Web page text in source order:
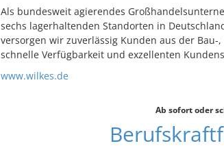
Als bundesweit agierendes
sechs lagerhaltenden Standorten in
versorgen wir zuverlässig Kunden aus der
schnelle Verfügbarkeit und exzellenten
www.wilkes.de
Ab sofort oder